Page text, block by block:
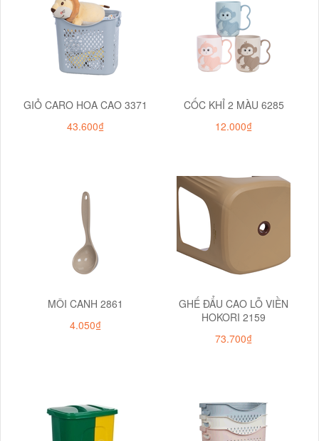
GIỎ CARO HOA CAO 3371
43.600₫
CỐC KHỈ 2 MÀU 6285
12.000₫
MÔI CANH 2861
4.050₫
GHẾ ĐẨU CAO LỖ VIỀN
HOKORI 2159
73.700₫